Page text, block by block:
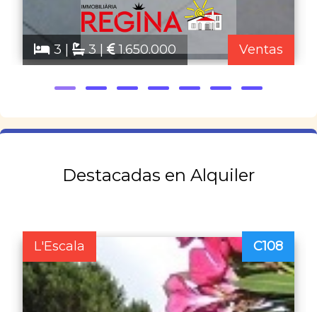
3 | 3 | 1.650.000 Ventas
Destacadas en Alquiler
L'Escala C108